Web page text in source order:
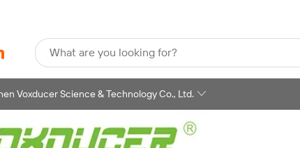
What are you looking for?
Voxducer Science & Technology Co., Ltd.